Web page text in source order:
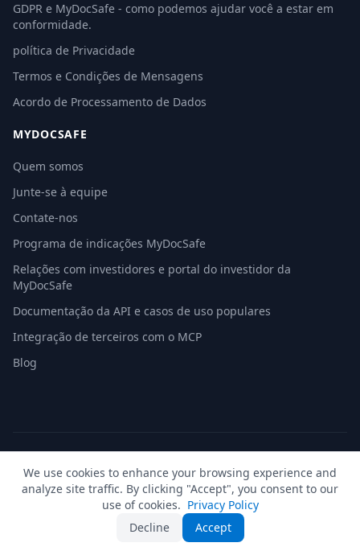
GDPR e MyDocSafe - como podemos ajudar você a estar em
conformidade.
política de Privacidade
Termos e Condições de Mensagens
Acordo de Processamento de Dados
MYDOCSAFE
Quem somos
Junte-se à equipe
Contate-nos
Programa de indicações MyDocSafe
Relações com investidores e portal do investidor da
MyDocSafe
Documentação da API e casos de uso populares
Integração de terceiros com o MCP
Blog
© 2026 MyDocSafe. Todos os direitos reservados. |
Mapa do
site | build dev
🇬🇧 UK🇺🇸 US🇵🇱 PL🇺🇦 UA🇪🇸 ES 🇩🇪 DE🇫🇷 FR 🇳🇱 NL🇵🇹 PT🇮🇹 IT
We use cookies to enhance your browsing experience and
analyze site traffic. By clicking "Accept", you consent to our
use of cookies. Privacy Policy
Decline
Accept